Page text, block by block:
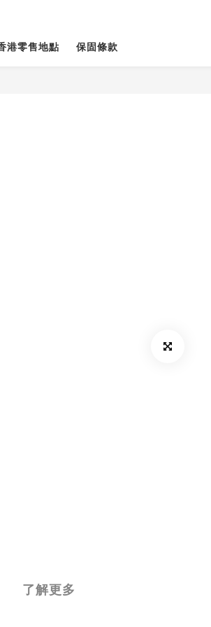
港零售地點 保固條款
了解更多